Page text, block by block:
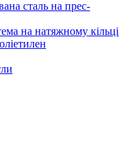
сталь на прес-
на натяжному кільці